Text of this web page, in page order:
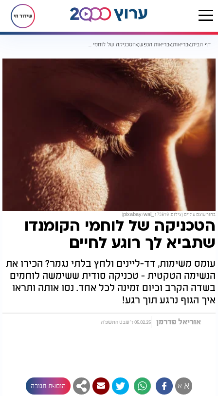
שידור חי
דף הבית בריאות בריאות הנפש הטכניקה של לוחמי הקומנדו שתביא לך רוגע לחיים
בחור עוצם עיניים (צילום: pixabay/wal_172619)
הטכניקה של לוחמי הקומנדו
שתביא לך רוגע לחיים
עומס משימות, דד-ליינים ולחץ בלתי נגמר? הכירו את
הנשימה הטקטית - טכניקה סודית ששימשה לוחמים
בשדה הקרב וכיום זמינה לכל אחד. נסו אותה ותראו
איך הגוף נרגע תוך רגע!
אוריאל פדרמן 05.02.25 ז' שבט התשפ"ה
א א הוספת תגובה